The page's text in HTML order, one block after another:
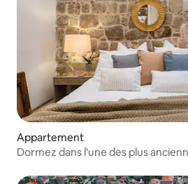
Appartement
Dormez dans l'une des plus